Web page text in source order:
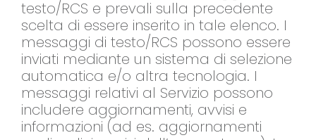
testo/RCS e prevali sulla precedente
scelta di essere inserito in tale elenco. I
messaggi di testo/RCS possono essere
inviati mediante un sistema di selezione
automatica e/o altra tecnologia. I
messaggi relativi al Servizio possono
includere aggiornamenti, avvisi e
informazioni (ad es. aggiornamenti